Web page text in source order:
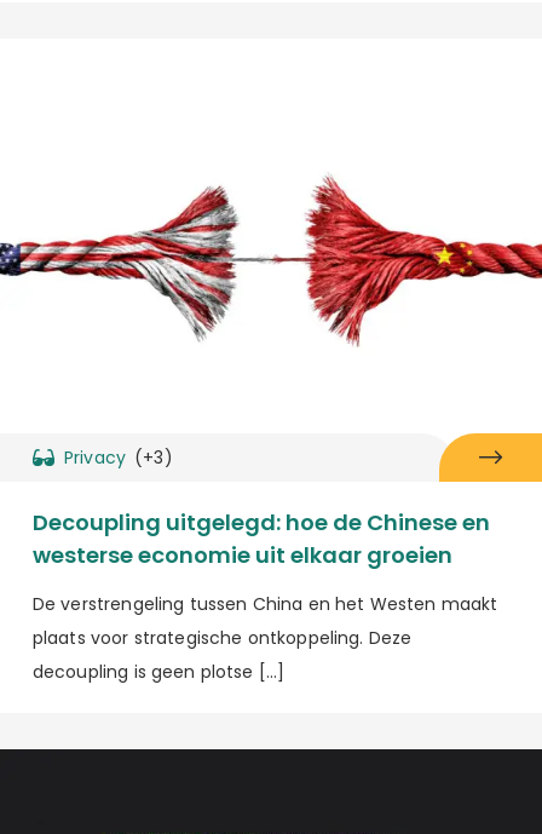
Privacy (+3)
Decoupling uitgelegd: hoe de Chinese en
westerse economie uit elkaar groeien
De verstrengeling tussen China en het Westen maakt
plaats voor strategische ontkoppeling. Deze
decoupling is geen plotse […]